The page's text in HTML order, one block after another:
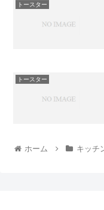
トースター
トースター
ホーム キッチ